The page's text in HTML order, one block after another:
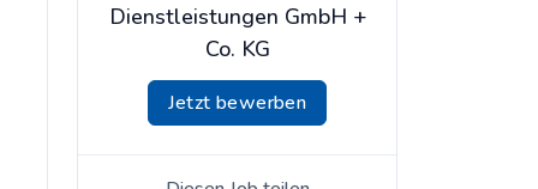
Dienstleistungen GmbH +
Co. KG
Jetzt bewerben